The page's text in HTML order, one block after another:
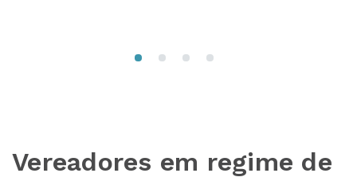
Vereadores em regime de